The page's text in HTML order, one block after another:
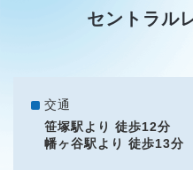
セントラル
交通
笹塚駅より 徒歩12分
幡ヶ谷駅より 徒歩13分